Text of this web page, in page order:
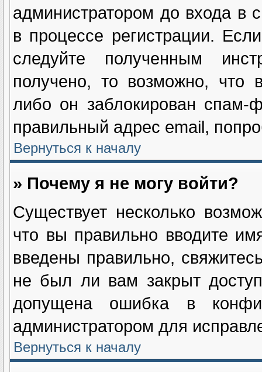
администратором до входа в
в процессе регистрации.
следуйте полученным
получено, то возможно, что
либо он заблокирован
правильный адрес email,
Вернуться к началу
» Почему я не могу войти?
Существует несколько
что вы правильно вводите
введены правильно,
не был ли вам закрыт
допущена ошибка в
администратором для
Вернуться к началу